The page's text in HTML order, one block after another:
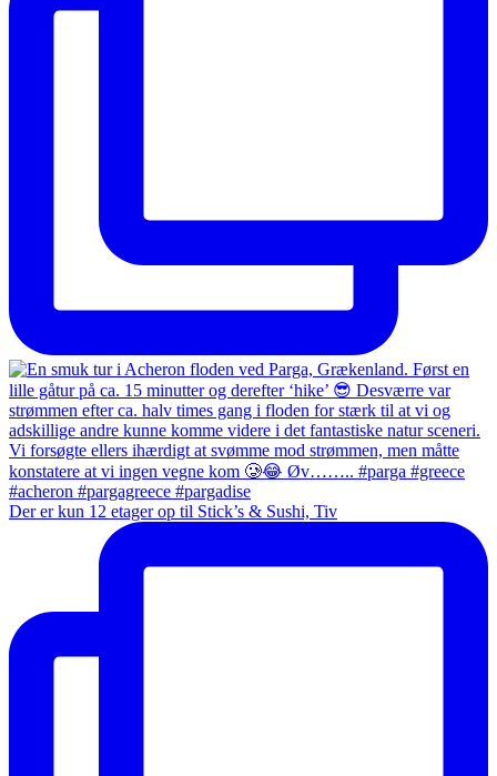
Der er kun 12 etager op til Stick’s & Sushi, Tiv